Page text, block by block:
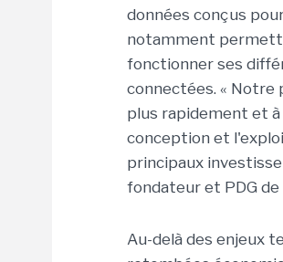
données conçus
notamment
fonctionner ses
connectées. « Notre
plus rapidement et
conception et
principaux
fondateur et PDG de
Au-delà des enjeux